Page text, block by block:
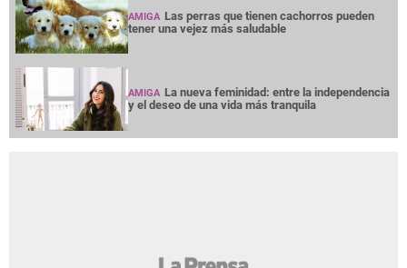
AMIGA Las perras que tienen cachorros pueden
tener una vejez más saludable
AMIGA La nueva feminidad: entre la independencia
y el deseo de una vida más tranquila